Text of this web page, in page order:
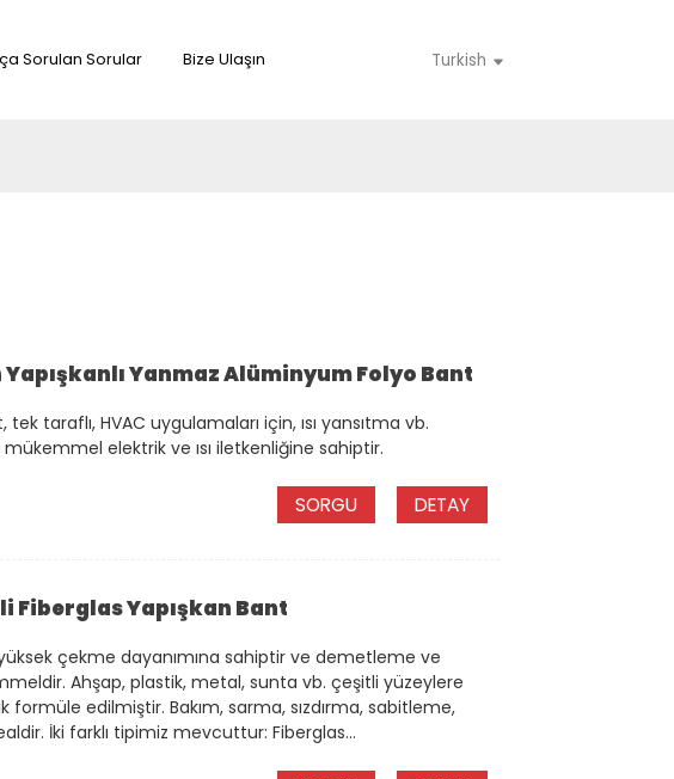
Sorulan Sorular Bize Ulaşın Turkish
Yanmaz Alüminyum Folyo Bant
taraflı, HVAC uygulamaları için, ısı yansıtma vb.
mükemmel elektrik ve ısı iletkenliğine sahiptir.
SORGU DETAY
Fiberglas Yapışkan Bant
çekme dayanımına sahiptir ve demetleme ve
Ahşap, plastik, metal, sunta vb. çeşitli yüzeylere
formüle edilmiştir. Bakım, sarma, sızdırma, sabitleme,
İki farklı tipimiz mevcuttur: Fiberglas...